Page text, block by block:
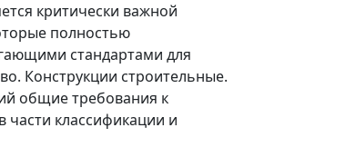
критически важной
полностью
стандартами для
Конструкции строительные.
общие требования к
классификации и